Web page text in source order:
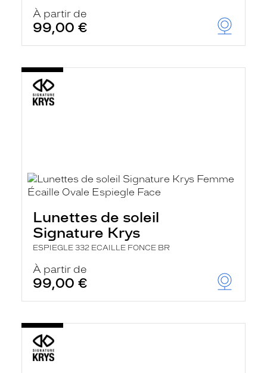
À partir de
99,00 €
Lunettes de soleil
Signature Krys
ESPIEGLE 332 ECAILLE FONCE BR
À partir de
99,00 €